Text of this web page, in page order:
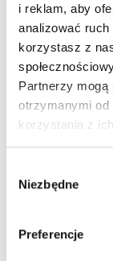
i reklam, aby
analizować
korzystasz z
Partnerzy mogą
otrzymanymi od
korzystania z ich
zgody
Niezbędne
Preferencje
E-mail
INNI